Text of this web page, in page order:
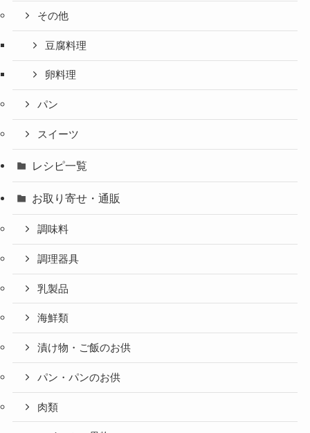
その他
豆腐料理
卵料理
パン
スイーツ
レシピ一覧
お取り寄せ・通販
調味料
調理器具
乳製品
海鮮類
漬け物・ご飯のお供
パン・パンのお供
肉類